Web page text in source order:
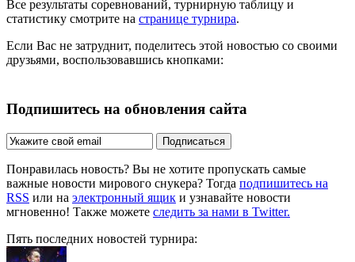
Все результаты соревнований, турнирную таблицу и
статистику смотрите на странице турнира.
Если Вас не затруднит, поделитесь этой новостью со своими
друзьями, воспользовавшись кнопками:
Подпишитесь на обновления сайта
Подписаться
Понравилась новость? Вы не хотите пропускать самые
важные новости мирового снукера? Тогда подпишитесь на
RSS или на электронный ящик и узнавайте новости
мгновенно! Также можете следить за нами в Twitter.
Пять последних новостей турнира: